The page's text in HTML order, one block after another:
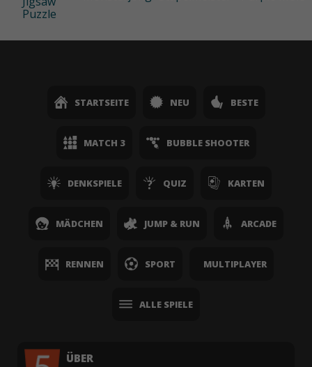
Puzzle
STARTSEITE NEU BESTE
MATCH 3 BUBBLE SHOOTER
DENKSPIELE QUIZ KARTEN
MÄDCHEN JUMP & RUN ARCADE
RENNEN SPORT MULTIPLAYER
ALLE SPIELE
ÜBER